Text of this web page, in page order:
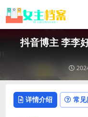
抖音博主 李李
详情介绍 常